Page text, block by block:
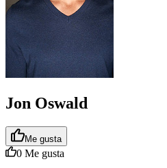
Jon Oswald
Me gusta
0 Me gusta